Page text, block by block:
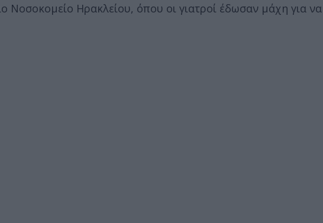
Νοσοκομείο Ηρακλείου, όπου οι γιατροί έδωσαν μάχη για να